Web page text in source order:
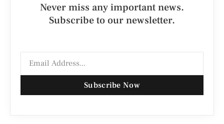
Never miss any important news.
Subscribe to our newsletter.
Subscribe Now